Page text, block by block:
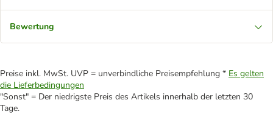
Bewertung
Preise inkl. MwSt. UVP = unverbindliche Preisempfehlung * Es gelten
die Lieferbedingungen
"Sonst" = Der niedrigste Preis des Artikels innerhalb der letzten 30
Tage.